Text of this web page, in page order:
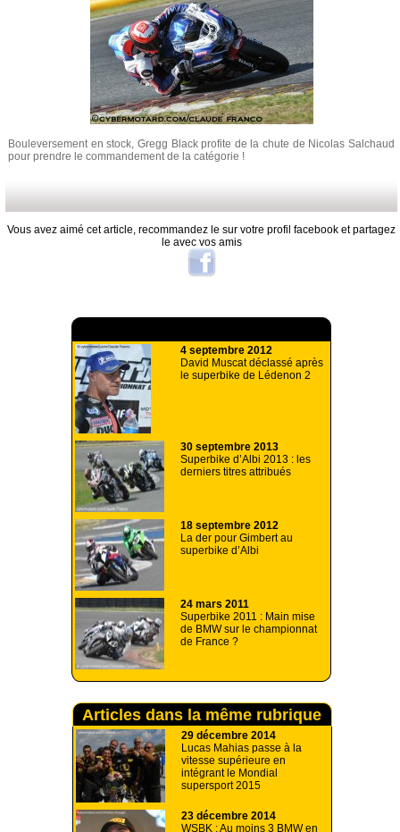
Bouleversement en stock, Gregg Black profite de la chute de Nicolas Salchaud
pour prendre le commandement de la catégorie !
Vous avez aimé cet article, recommandez le sur votre profil facebook et partagez
le avec vos amis
4 septembre 2012
David Muscat déclassé après
le superbike de Lédenon 2
30 septembre 2013
Superbike d’Albi 2013 : les
derniers titres attribués
18 septembre 2012
La der pour Gimbert au
superbike d’Albi
24 mars 2011
Superbike 2011 : Main mise
de BMW sur le championnat
de France ?
Articles dans la même rubrique
29 décembre 2014
Lucas Mahias passe à la
vitesse supérieure en
intégrant le Mondial
supersport 2015
23 décembre 2014
WSBK : Au moins 3 BMW en